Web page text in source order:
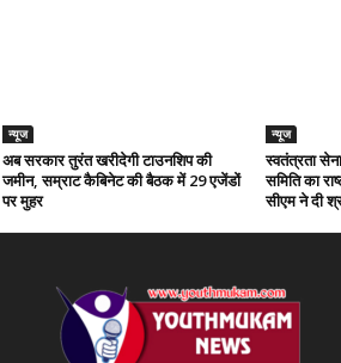
न्यूज
अब सरकार तुरंत खरीदेगी टाउनशिप की
जमीन, सम्राट कैबिनेट की बैठक में 29 एजेंडों
पर मुहर
न्यूज
स्वतंत्रता
समिति का
सीएम ने दी